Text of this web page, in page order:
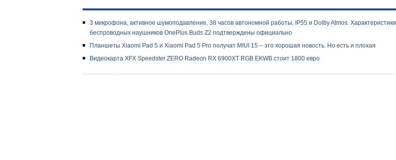
3 микрофона, активное шумоподавление, 38 часов автономной работы, IP55 и Dolby Atmos. Характеристики
беспроводных наушников OnePlus Buds Z2 подтверждены официально
Планшеты Xiaomi Pad 5 и Xiaomi Pad 5 Pro получат MIUI 15 – это хорошая новость. Но есть и плохая
Видеокарта XFX Speedster ZERO Radeon RX 6900XT RGB EKWB стоит 1800 евро